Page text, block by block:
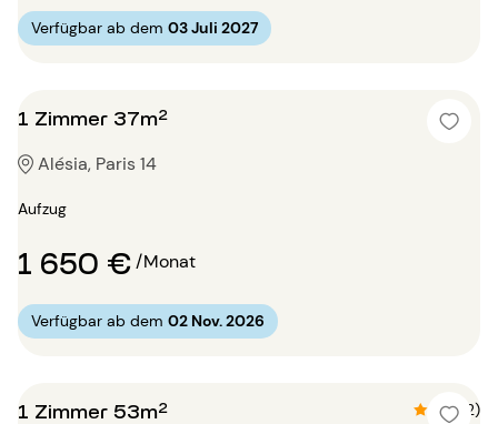
Verfügbar ab dem 03 Juli 2027
1 Zimmer 37m²
Alésia, Paris 14
Aufzug
1 650 €/Monat
Verfügbar ab dem 02 Nov. 2026
1 Zimmer 53m² 4.5 (2)